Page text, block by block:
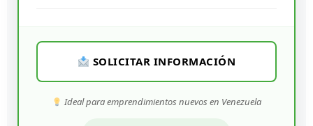
SOLICITAR INFORMACIÓN
Ideal para emprendimientos nuevos en Venezuela